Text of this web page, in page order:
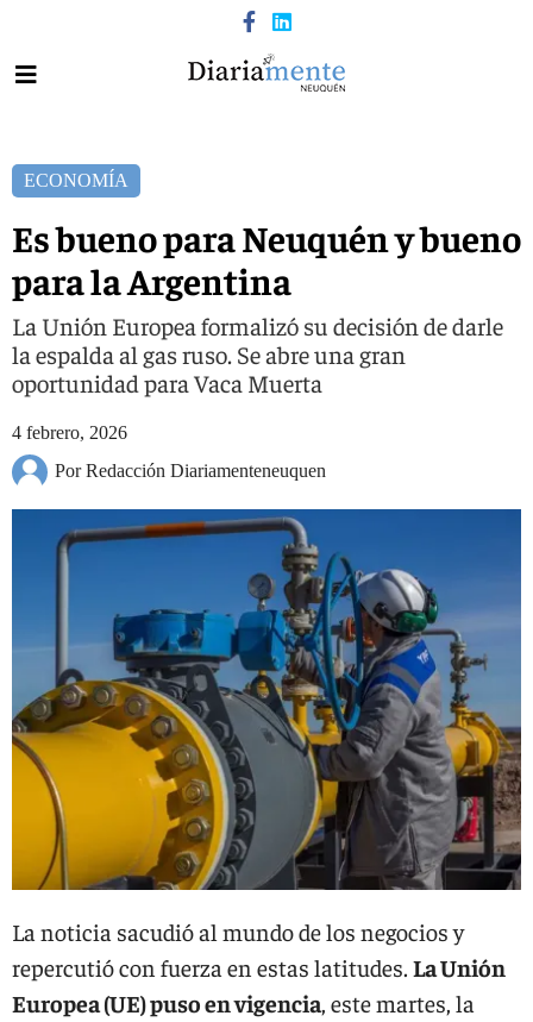
ECONOMÍA
Es bueno para Neuquén y bueno
para la Argentina
La Unión Europea formalizó su decisión de darle
la espalda al gas ruso. Se abre una gran
oportunidad para Vaca Muerta
4 febrero, 2026
Por Redacción Diariamenteneuquen
La noticia sacudió al mundo de los negocios y
repercutió con fuerza en estas latitudes. La Unión
Europea (UE) puso en vigencia, este martes, la